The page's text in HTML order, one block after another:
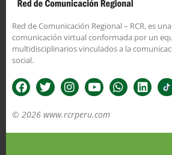
Red de Comunicación Regional – RCR, es
comunicación virtual conformada por un
multidisciplinarios vinculados a la
social.
© 2026 www.rcrperu.com